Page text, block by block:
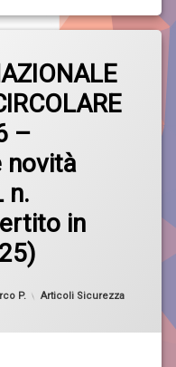
–
novità
n.
in
il 27 Febbraio 2026
P. Categorie:
Articoli Sicurezza